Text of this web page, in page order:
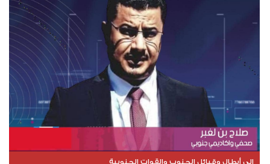
إلى أبطال وقبائل الجنوب والقوات الجنوبية